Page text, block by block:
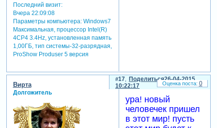
Последний визит:
Вчера 22:09:08
Параметры компьютера:Windows7
Максимальная, процессор Intel(R)
4CP4 3.4Hz, установленная память
1,00ГБ, тип системы-32-разрядная,
ProShow Produser 5 версия
Поделиться
17
26-04-2015
10:22:17
Вирта
Долгожитель
ура! новый
человечек пришел
в этот мир! пусть
0